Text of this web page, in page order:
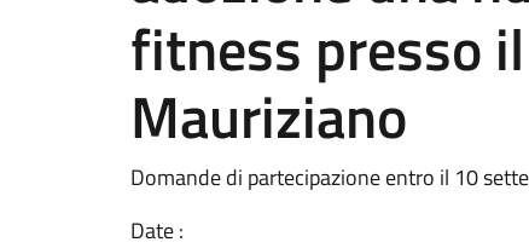
fitness presso
Mauriziano
Domande di partecipazione entro il 10
Date :